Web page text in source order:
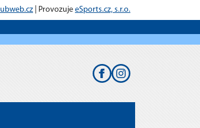
| Provozuje eSports.cz, s.r.o.